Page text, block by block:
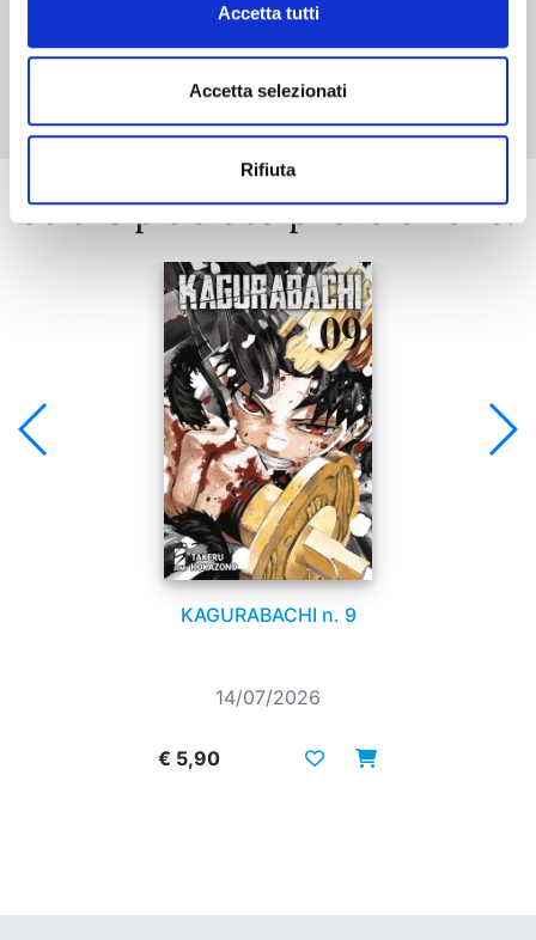
Accetta tutti
Accetta selezionati
Rifiuta
Mostra tutto
Se ti è piaciuto prova anche:
KAGURABACHI n. 9
14/07/2026
€ 5,90